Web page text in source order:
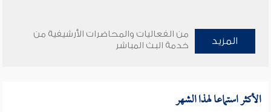
المزيد
من الفعاليات والمحاضرات الأرشيفية من
خدمة البث المباشر
الأكثر استماعا لهذا الشهر